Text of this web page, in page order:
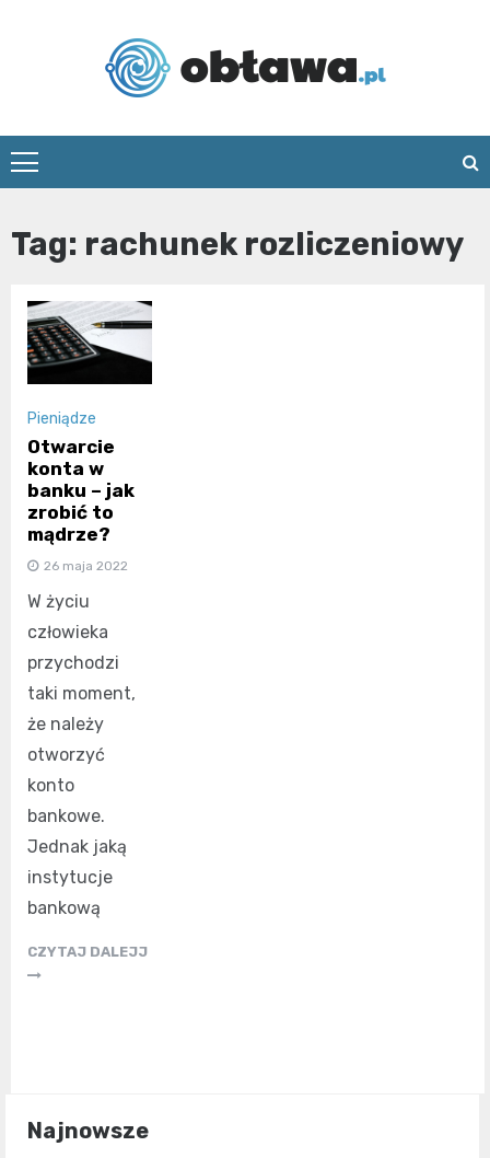
Oblawa.pl
Tag: rachunek rozliczeniowy
Pieniądze
Otwarcie
konta w
banku – jak
zrobić to
mądrze?
26 maja 2022
W życiu
człowieka
przychodzi
taki moment,
że należy
otworzyć
konto
bankowe.
Jednak jaką
instytucje
bankową
CZYTAJ DALEJJ
Najnowsze